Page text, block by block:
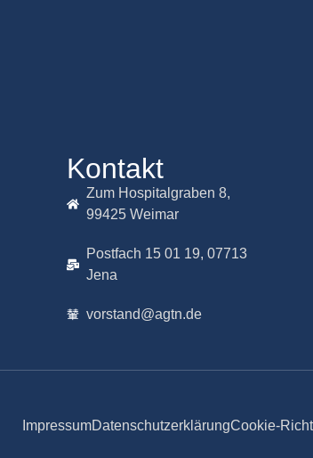
Kontakt
Zum Hospitalgraben 8,
99425 Weimar
Postfach 15 01 19, 07713
Jena
vorstand@agtn.de
ImpressumDatenschutzerklärungCookie-